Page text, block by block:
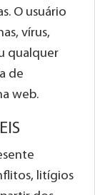
O usuário
vírus,
qualquer
de
web.
litígios